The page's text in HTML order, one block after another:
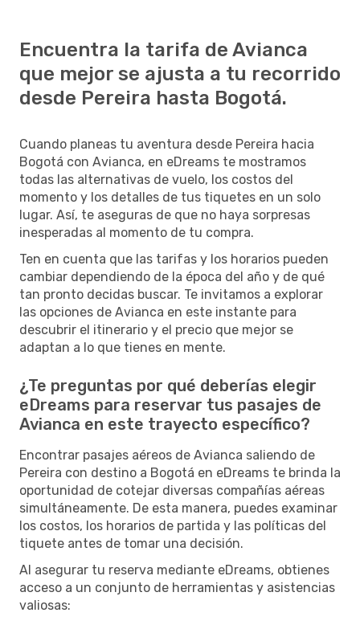
Encuentra la tarifa de Avianca
que mejor se ajusta a tu recorrido
desde Pereira hasta Bogotá.
Cuando planeas tu aventura desde Pereira hacia
Bogotá con Avianca, en eDreams te mostramos
todas las alternativas de vuelo, los costos del
momento y los detalles de tus tiquetes en un solo
lugar. Así, te aseguras de que no haya sorpresas
inesperadas al momento de tu compra.
Ten en cuenta que las tarifas y los horarios pueden
cambiar dependiendo de la época del año y de qué
tan pronto decidas buscar. Te invitamos a explorar
las opciones de Avianca en este instante para
descubrir el itinerario y el precio que mejor se
adaptan a lo que tienes en mente.
¿Te preguntas por qué deberías elegir
eDreams para reservar tus pasajes de
Avianca en este trayecto específico?
Encontrar pasajes aéreos de Avianca saliendo de
Pereira con destino a Bogotá en eDreams te brinda la
oportunidad de cotejar diversas compañías aéreas
simultáneamente. De esta manera, puedes examinar
los costos, los horarios de partida y las políticas del
tiquete antes de tomar una decisión.
Al asegurar tu reserva mediante eDreams, obtienes
acceso a un conjunto de herramientas y asistencias
valiosas: